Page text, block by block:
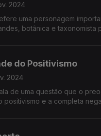
2024
uma personagem
botânica e taxonomista
do Positivismo
2024
de uma questão que o
positivismo e a completa